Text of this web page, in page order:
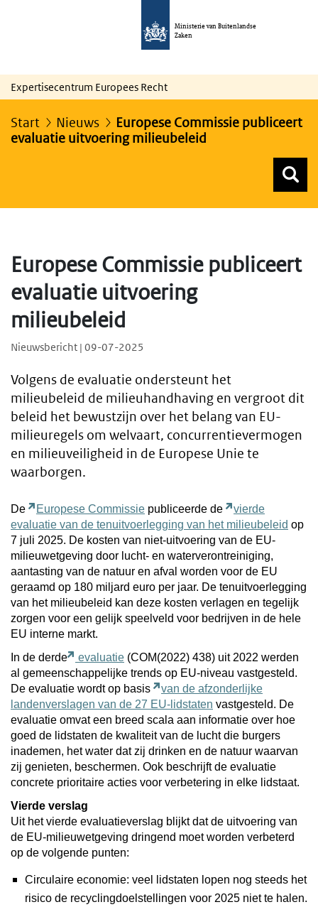
Ministerie van Buitenlandse
Zaken
Expertisecentrum Europees Recht
Start Nieuws
Europese Commissie publiceert
evaluatie uitvoering milieubeleid
Europese Commissie publiceert
evaluatie uitvoering
milieubeleid
Nieuwsbericht | 09-07-2025
Volgens de evaluatie ondersteunt het
milieubeleid de milieuhandhaving en vergroot dit
beleid het bewustzijn over het belang van EU-
milieuregels om welvaart, concurrentievermogen
en milieuveiligheid in de Europese Unie te
waarborgen.
De Europese Commissie publiceerde de
vierde
evaluatie van de tenuitvoerlegging van het milieubeleid op
7 juli 2025. De kosten van niet-uitvoering van de EU-
milieuwetgeving door lucht- en waterverontreiniging,
aantasting van de natuur en afval worden voor de EU
geraamd op 180 miljard euro per jaar. De tenuitvoerlegging
van het milieubeleid kan deze kosten verlagen en tegelijk
zorgen voor een gelijk speelveld voor bedrijven in de hele
EU interne markt.
In de derde
evaluatie (COM(2022) 438) uit 2022 werden
al gemeenschappelijke trends op EU-niveau vastgesteld.
De evaluatie wordt op basis
van de afzonderlijke
landenverslagen van de 27 EU-lidstaten vastgesteld. De
evaluatie omvat een breed scala aan informatie over hoe
goed de lidstaten de kwaliteit van de lucht die burgers
inademen, het water dat zij drinken en de natuur waarvan
zij genieten, beschermen. Ook beschrijft de evaluatie
concrete prioritaire acties voor verbetering in elke lidstaat.
Vierde verslag
Uit het vierde evaluatieverslag blijkt dat de uitvoering van
de EU-milieuwetgeving dringend moet worden verbeterd
op de volgende punten:
Circulaire economie: veel lidstaten lopen nog steeds het
risico de recyclingdoelstellingen voor 2025 niet te halen.